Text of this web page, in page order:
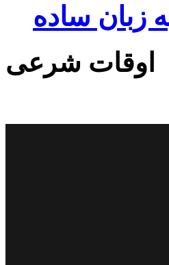
زبان ساده
اوقات شرعی